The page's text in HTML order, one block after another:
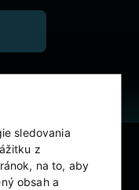
sledovania
z
na to, aby
obsah a